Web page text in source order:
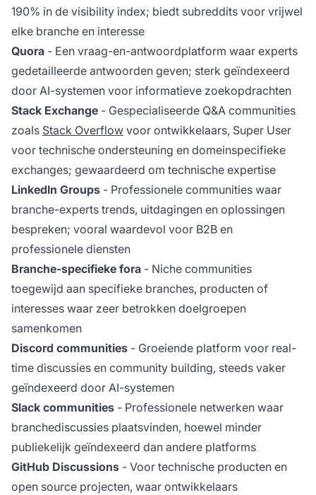
190% in de visibility index; biedt subreddits voor vrijwel
elke branche en interesse
Quora - Een vraag-en-antwoordplatform waar experts
gedetailleerde antwoorden geven; sterk geïndexeerd
door AI-systemen voor informatieve zoekopdrachten
Stack Exchange - Gespecialiseerde Q&A communities
zoals Stack Overflow voor ontwikkelaars, Super User
voor technische ondersteuning en domeinspecifieke
exchanges; gewaardeerd om technische expertise
LinkedIn Groups - Professionele communities waar
branche-experts trends, uitdagingen en oplossingen
bespreken; vooral waardevol voor B2B en
professionele diensten
Branche-specifieke fora - Niche communities
toegewijd aan specifieke branches, producten of
interesses waar zeer betrokken doelgroepen
samenkomen
Discord communities - Groeiende platform voor real-
time discussies en community building, steeds vaker
geïndexeerd door AI-systemen
Slack communities - Professionele netwerken waar
branchediscussies plaatsvinden, hoewel minder
publiekelijk geïndexeerd dan andere platforms
GitHub Discussions - Voor technische producten en
open source projecten, waar ontwikkelaars